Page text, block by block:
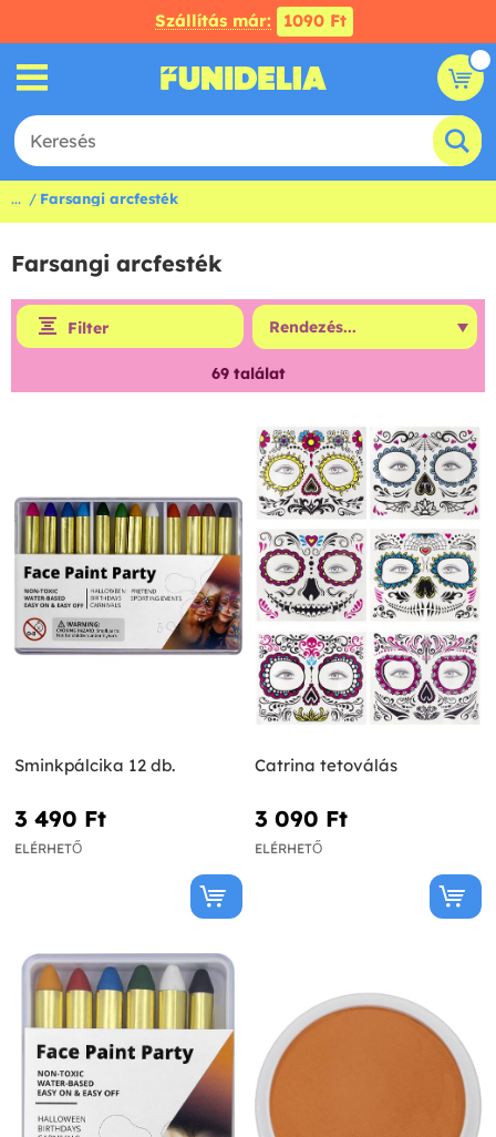
Szállítás már: 1090 Ft
... Farsangi arcfesték
Farsangi arcfesték
Filter
69találat
Sminkpálcika 12 db.
3 490 Ft‎
ELÉRHETŐ
Catrina tetoválás
3 090 Ft‎
ELÉRHETŐ